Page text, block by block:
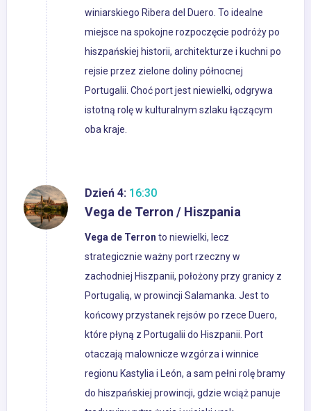
winiarskiego Ribera del Duero. To idealne
miejsce na spokojne rozpoczęcie podróży po
hiszpańskiej historii, architekturze i kuchni po
rejsie przez zielone doliny północnej
Portugalii. Choć port jest niewielki, odgrywa
istotną rolę w kulturalnym szlaku łączącym
oba kraje.
Dzień 4: 16:30
Vega de Terron / Hiszpania
Vega de Terron to niewielki, lecz
strategicznie ważny port rzeczny w
zachodniej Hiszpanii, położony przy granicy z
Portugalią, w prowincji Salamanka. Jest to
końcowy przystanek rejsów po rzece Duero,
które płyną z Portugalii do Hiszpanii. Port
otaczają malownicze wzgórza i winnice
regionu Kastylia i León, a sam pełni rolę bramy
do hiszpańskiej prowincji, gdzie wciąż panuje